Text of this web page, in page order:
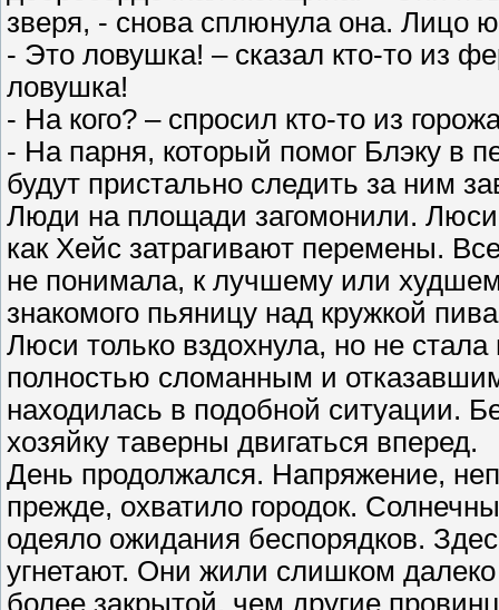
зверя, - снова сплюнула она. Лицо
- Это ловушка! – сказал кто-то из
ловушка!
- На кого? – спросил кто-то из
- На парня, который помог Блэку в
будут пристально следить за ним
Люди на площади загомонили.
как Хейс затрагивают перемены.
не понимала, к лучшему или
знакомого пьяницу над кружкой
Люси только вздохнула, но не
полностью сломанным и
находилась в подобной ситуации.
хозяйку таверны двигаться вперед.
День продолжался. Напряжение,
прежде, охватило городок.
одеяло ожидания беспорядков.
угнетают. Они жили слишком
более закрытой, чем другие